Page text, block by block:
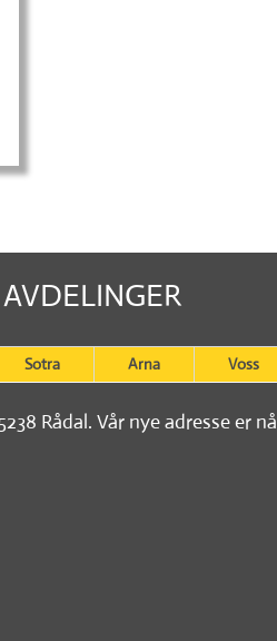
Sotra Arna Voss
Rådal. Vår nye adresse er nå